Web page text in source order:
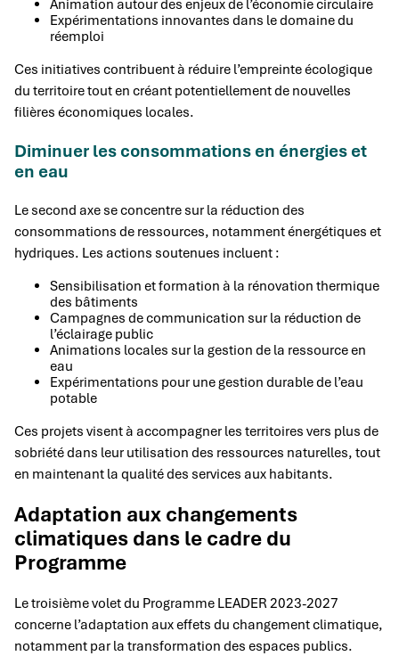
Animation autour des enjeux de l’économie circulaire
Expérimentations innovantes dans le domaine du
réemploi
Ces initiatives contribuent à réduire l’empreinte écologique
du territoire tout en créant potentiellement de nouvelles
filières économiques locales.
Diminuer les consommations en énergies et
en eau
Le second axe se concentre sur la réduction des
consommations de ressources, notamment énergétiques et
hydriques. Les actions soutenues incluent :
Sensibilisation et formation à la rénovation thermique
des bâtiments
Campagnes de communication sur la réduction de
l’éclairage public
Animations locales sur la gestion de la ressource en
eau
Expérimentations pour une gestion durable de l’eau
potable
Ces projets visent à accompagner les territoires vers plus de
sobriété dans leur utilisation des ressources naturelles, tout
en maintenant la qualité des services aux habitants.
Adaptation aux changements
climatiques dans le cadre du
Programme
Le troisième volet du Programme LEADER 2023-2027
concerne l’adaptation aux effets du changement climatique,
notamment par la transformation des espaces publics.